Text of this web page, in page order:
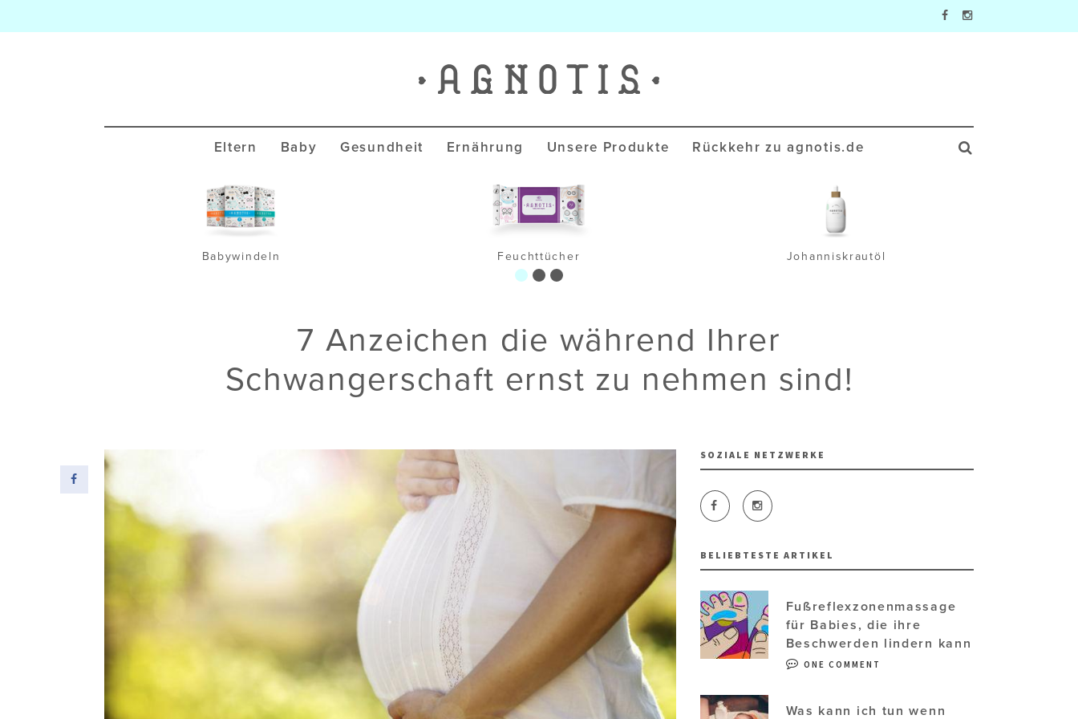
Agnotis Blog
Eltern Baby Gesundheit Ernährung Unsere Produkte Rückkehr zu agnotis.de
Babywindeln Feuchttücher Johanniskrautöl
7 Anzeichen die während Ihrer
Schwangerschaft ernst zu nehmen sind!
SOZIALE NETZWERKE
BELIEBTESTE ARTIKEL
Fußreflexzonenmassage
für Babies, die ihre
Beschwerden lindern kann
ONE COMMENT
Was kann ich tun wenn